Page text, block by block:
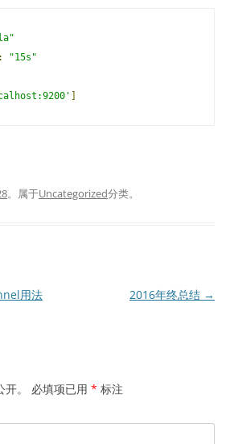
:
"15s"
。属于Uncategorized分类。
用法 2016年终总结 →
。 必填项已用 * 标注